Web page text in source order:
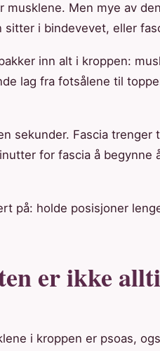
Men mye av
i bindevevet, eller
inn alt i kroppen:
lag fra fotsålene til
sekunder. Fascia trenger
for fascia å begynne
på: holde posisjoner
er ikke
i kroppen er psoas,